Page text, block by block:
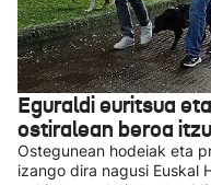
Eguraldi euritsua
ostiralean beroa
Ostegunean hodeiak eta
izango dira nagusi Euskal